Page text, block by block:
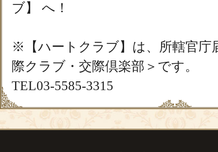
ブ】 へ！
※【ハートクラブ】は、所轄官庁
際クラブ・交際倶楽部＞です。
TEL03-5585-3315